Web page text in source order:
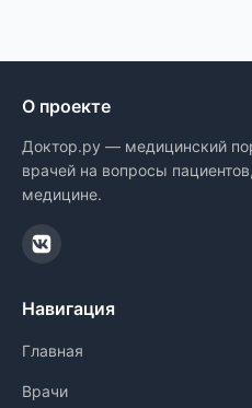
О проекте
Доктор.ру — медицинский
врачей на вопросы
медицине.
Навигация
Главная
Врачи